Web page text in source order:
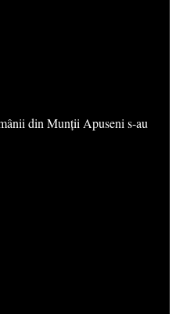
din Munții Apuseni s-au